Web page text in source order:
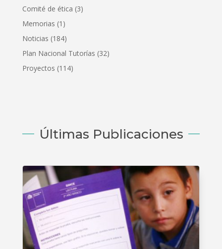
Comité de ética (3)
Memorias (1)
Noticias (184)
Plan Nacional Tutorías (32)
Proyectos (114)
Últimas Publicaciones